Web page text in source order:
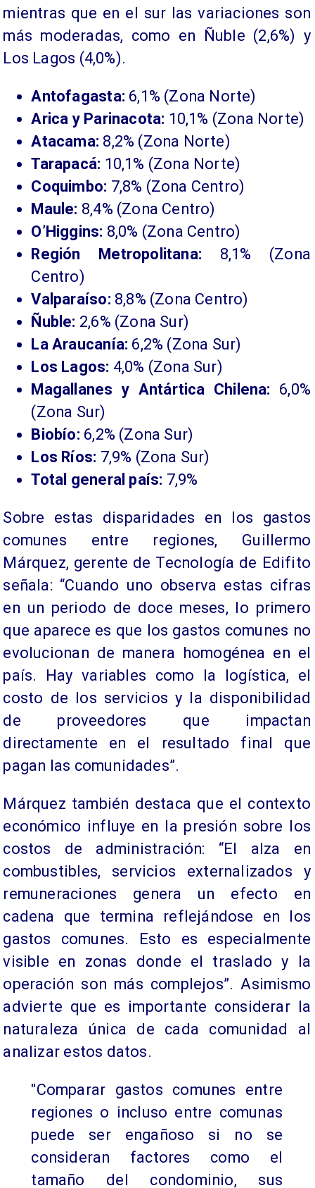
mientras que en el sur las variaciones son
más moderadas, como en Ñuble (2,6%) y
Los Lagos (4,0%).
Antofagasta: 6,1% (Zona Norte)
Arica y Parinacota: 10,1% (Zona Norte)
Atacama: 8,2% (Zona Norte)
Tarapacá: 10,1% (Zona Norte)
Coquimbo: 7,8% (Zona Centro)
Maule: 8,4% (Zona Centro)
O’Higgins: 8,0% (Zona Centro)
Región Metropolitana: 8,1% (Zona
Centro)
Valparaíso: 8,8% (Zona Centro)
Ñuble: 2,6% (Zona Sur)
La Araucanía: 6,2% (Zona Sur)
Los Lagos: 4,0% (Zona Sur)
Magallanes y Antártica Chilena: 6,0%
(Zona Sur)
Biobío: 6,2% (Zona Sur)
Los Ríos: 7,9% (Zona Sur)
Total general país: 7,9%
Sobre estas disparidades en los gastos
comunes entre regiones, Guillermo
Márquez, gerente de Tecnología de Edifito
señala: “Cuando uno observa estas cifras
en un periodo de doce meses, lo primero
que aparece es que los gastos comunes no
evolucionan de manera homogénea en el
país. Hay variables como la logística, el
costo de los servicios y la disponibilidad
de proveedores que impactan
directamente en el resultado final que
pagan las comunidades”.
Márquez también destaca que el contexto
económico influye en la presión sobre los
costos de administración: “El alza en
combustibles, servicios externalizados y
remuneraciones genera un efecto en
cadena que termina reflejándose en los
gastos comunes. Esto es especialmente
visible en zonas donde el traslado y la
operación son más complejos”. Asimismo
advierte que es importante considerar la
naturaleza única de cada comunidad al
analizar estos datos.
"Comparar gastos comunes entre
regiones o incluso entre comunas
puede ser engañoso si no se
consideran factores como el
tamaño del condominio, sus